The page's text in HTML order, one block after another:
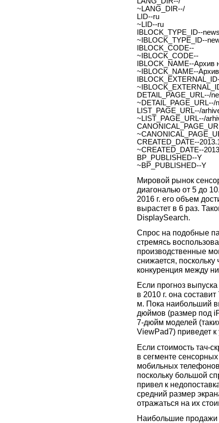
~LANG_DIR--/
LID--ru
~LID--ru
IBLOCK_TYPE_ID--
~IBLOCK_TYPE_ID--
IBLOCK_CODE--
~IBLOCK_CODE--
IBLOCK_NAME--Архив
~IBLOCK_NAME--
DETAIL_PAGE_URL--/
~DETAIL_PAGE_URL--/
LIST_PAGE_URL--/
~LIST_PAGE_URL--/
CREATED_DATE--
~CREATED_DATE--
BP_PUBLISHED--Y
~BP_PUBLISHED--Y
Мировой рынок
диагональю от 5 до
2016 г. его объем
вырастет в 6 раз.
DisplaySearch.
Спрос на подобные
стремясь
производственные
снижается, поскольку
конкуренция между
Если прогноз
в 2010 г. она
м. Пока наибольший
дюймов (размер под
7-дюйм моделей
ViewPad7) приведет
Если стоимость тач-
в сегменте
мобильных
поскольку большой
привел к
средний размер
отражаться на их
Наибольшие продажи